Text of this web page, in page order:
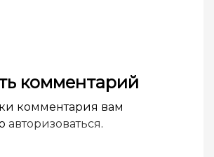
комментарий
комментария вам
авторизоваться.